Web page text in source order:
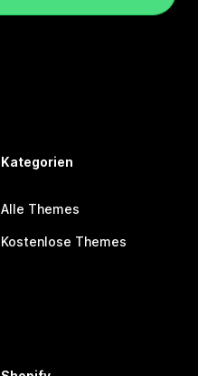
Kategorien
Alle Themes
Kostenlose Themes